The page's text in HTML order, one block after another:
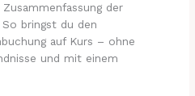
der
bringst du den
auf Kurs – ohne
und mit einem